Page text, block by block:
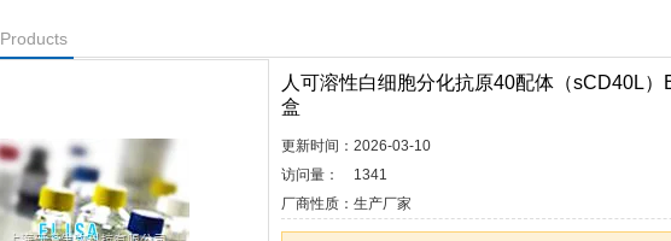
Products
人可溶性白细胞分化抗原40配体（sCD40L）
盒
更新时间： 2026-03-10
访问量：
1341
厂商性质： 生产厂家